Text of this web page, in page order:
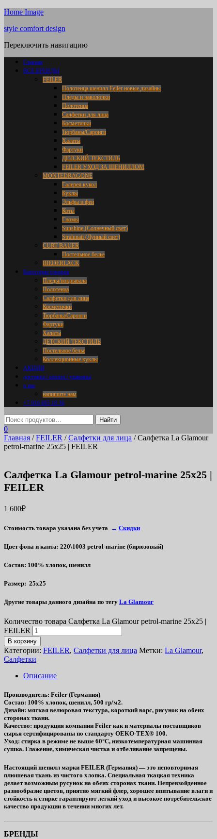
Home Image
style comfort design
Переключить навигацию
Главная
ВСЕ БРЕНДЫ
FEILER
Полотенца шенилл Feiler новые дизайны
Пледы и наволочки
Полотенца
Салфетки для лица
Косметички
Тюрбаны/Саронги
Халаты
Фартуки
ДЕТСКИЙ ТЕКСТИЛЬ
FEILER УХОД ЗА ШЕНИЛЛОМ
MONTEDRAGONE
Галерея кукол
Куклы
Эльфы и феи
Коты
Гномы
Sunshine (Солнечный свет)
Stralunati (Лунный свет)
CURT BAUER
Постельное белье
BIEDERLACK
Категории товаров
Пледы/покрывала
Полотенца
Салфетки для лица
Косметички
Тюрбаны/Саронги
Фартуки
Халаты
ДЕТСКИЙ ТЕКСТИЛЬ
Постельное белье
Коллекционные куклы
АКЦИИ
доставка / оплата / упаковка
о нас
напишите нам
+7 916 695 18 36
0
Главная /FEILER /Салфетки для лица / Салфетка La Glamour
petrol-marine 25х25 | FEILER
Салфетка La Glamour petrol-marine 25х25 |
FEILER
1 600₽
Стоимость товара указана без учета → Скидки
Цвет фона и канта: 220\1003 petrol-marine (бирюзовый)
Состав: 100% хлопок, шенилл
Размер: 25х25
Другие товары данного дизайна по тегу La Glamour
Количество товара Салфетка La Glamour petrol-marine 25х25 |
FEILER
В корзину
Категории: FEILER, Салфетки для лица Метки: La Glamour,
Салфетки
Описание
Производитель: Feiler (Германия)
Состав: 100% хлопок, шенилл, 500 гр/м2.
Дизайн: мягкая велюровая текстура, короткий ворс, рисунок на обеих
сторонах ткани.
Качество: продукция компании Feiler как и материалы поставщиков
сырья сертифицированы по стандарту OEKO-TEX® 100.
Уход: стирка в режиме не выше 60°C, низкотемпературная машинная
сушка. Глажение, химическая чистка и отбеливание запрещены.
Настоящий шенилл марки FEILER (Германия) — это неповторимая
плюшевая ткань из чистого хлопка. Специальная ткацкая техника
делает возможным русунок на обеих сторонах ткани. Непревзойденное
разнообразие цветов, приятно мягкий флер, хорошее впитывание влаги и
стойкость к стирке гарантируют легкий уход и высокое потребительское
качество продукции в течении многих лет.
БРЕНДЫ